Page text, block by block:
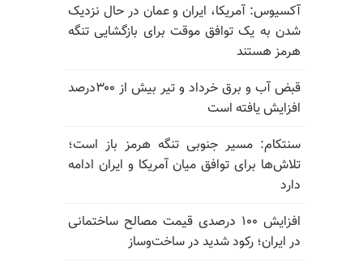
آکسیوس: آمریکا، ایران و عمان در حال نزدیک
شدن به یک توافق موقت برای بازگشایی تنگه
هرمز هستند
قبض آب و برق خرداد و تیر بیش از ۳۰۰درصد
افزایش یافته است
سنتکام: مسیر جنوبی تنگه هرمز باز است؛
تلاش‌ها برای توافق میان آمریکا و ایران ادامه
دارد
افزایش ۱۰۰ درصدی قیمت مصالح ساختمانی
در ایران؛ رکود شدید در ساخت‌وساز